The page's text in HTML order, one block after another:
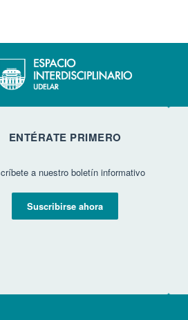
ENTÉRATE PRIMERO
a nuestro boletín informativo
Suscribirse ahora